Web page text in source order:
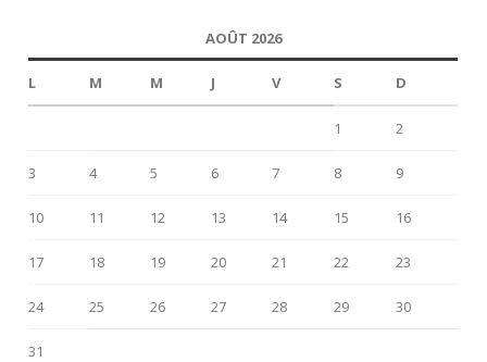
AOÛT 2026
L M M J V S D
1 2
3 4 5 6 7 8 9
10 11 12 13 14 15 16
17 18 19 20 21 22 23
24 25 26 27 28 29 30
31